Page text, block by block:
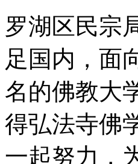
罗湖区民宗
足国内，面
名的佛教大
得弘法寺佛
一起努力，